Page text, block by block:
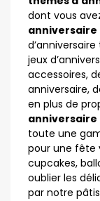
dont vous
jeux
accessoires,
anniversaire,
en plus de
toute une
pour une fête
cupcakes,
oublier les
par notre